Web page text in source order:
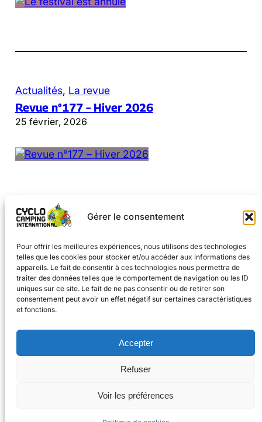
Gérer le consentement
Pour offrir les meilleures expériences, nous utilisons des technologies
telles que les cookies pour stocker et/ou accéder aux informations des
appareils. Le fait de consentir à ces technologies nous permettra de
traiter des données telles que le comportement de navigation ou les ID
uniques sur ce site. Le fait de ne pas consentir ou de retirer son
consentement peut avoir un effet négatif sur certaines caractéristiques
et fonctions.
Accepter
Refuser
Voir les préférences
Actualités, La revue
Revue n°177 – Hiver 2026
25 février, 2026
1 Page suivante →
Facebook Instagram
#cyclocampinginternational
CONTACT